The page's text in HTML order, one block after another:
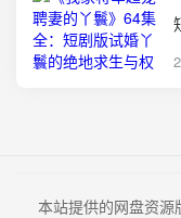
本站提供的网盘资源